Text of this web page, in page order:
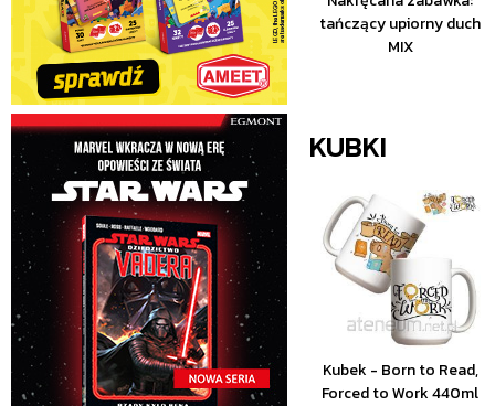
tańczący upiorny duch
MIX
KUBKI
Kubek - Born to Read,
Forced to Work 440ml